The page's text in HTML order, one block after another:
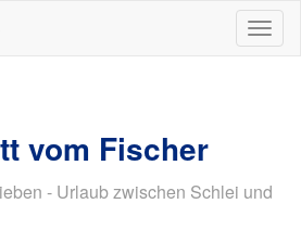
ein-/
vom Fischer
- Urlaub zwischen Schlei und